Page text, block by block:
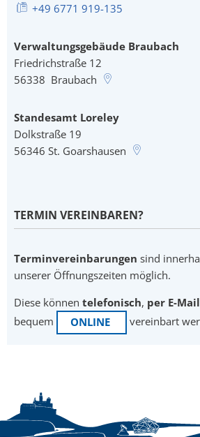
+49 6771 919-135
Verwaltungsgebäude Braubach
Friedrichstraße 12
56338 Braubach
Standesamt Loreley
Dolkstraße 19
56346 St. Goarshausen
TERMIN VEREINBAREN?
Terminvereinbarungen sind
unserer Öffnungszeiten möglich.
Diese können telefonisch, per E-Mail
bequem
ONLINE vereinbart